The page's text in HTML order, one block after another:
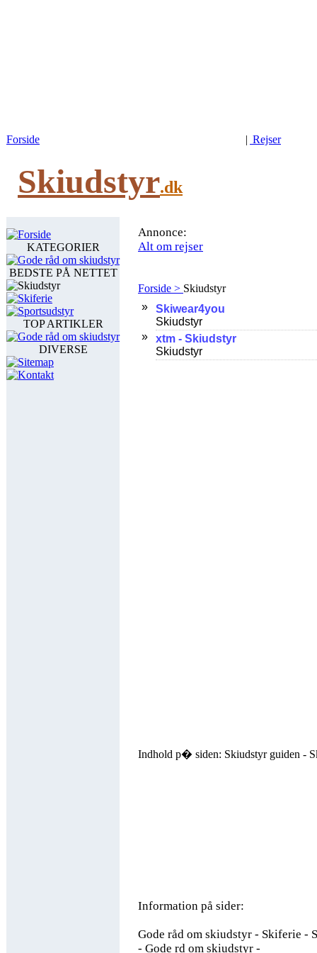
Forside | Rejser
Skiudstyr.dk
Forside
KATEGORIER
Gode råd om skiudstyr
BEDSTE PÅ NETTET
Skiudstyr
Skiferie
Sportsudstyr
TOP ARTIKLER
Gode råd om skiudstyr
DIVERSE
Sitemap
Kontakt
Annonce:
Alt om rejser
Forside > Skiudstyr
Indhold p� siden: Skiudstyr guiden -
Information på sider:
Gode råd om skiudstyr - Skiferie -
- Gode rd om skiudstyr -